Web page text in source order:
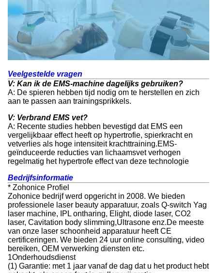
Veelgestelde vragen
V: Kan ik de EMS-machine dagelijks gebruiken?
A: De spieren hebben tijd nodig om te herstellen en zich
aan te passen aan trainingsprikkels.
V: Verbrand EMS vet?
A: Recente studies hebben bevestigd dat EMS een
vergelijkbaar effect heeft op hypertrofie, spierkracht en
vetverlies als hoge intensiteit krachttraining.EMS-
geïnduceerde reducties van lichaamsvet verhogen
regelmatig het hypertrofe effect van deze technologie
Bedrijfsinformatie
* Zohonice Profiel
Zohonice bedrijf werd opgericht in 2008. We bieden
professionele laser beauty apparatuur, zoals Q-switch Yag
laser machine, IPL ontharing, Elight, diode laser, CO2
laser, Cavitation body slimming,Ultrasone enz.De meeste
van onze laser schoonheid apparatuur heeft CE
certificeringen. We bieden 24 uur online consulting, video
bereiken, OEM verwerking diensten etc.
1Onderhoudsdienst
(1) Garantie: met 1 jaar vanaf de dag dat u het product hebt